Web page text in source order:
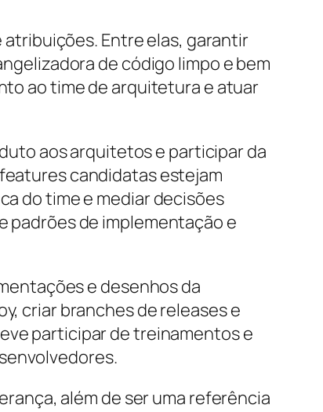
atribuições. Entre elas, garantir
de código limpo e bem
ao time de arquitetura e atuar
aos arquitetos e participar da
candidatas estejam
do time e mediar decisões
padrões de implementação e
e desenhos da
criar branches de releases e
participar de treinamentos e
além de ser uma referência